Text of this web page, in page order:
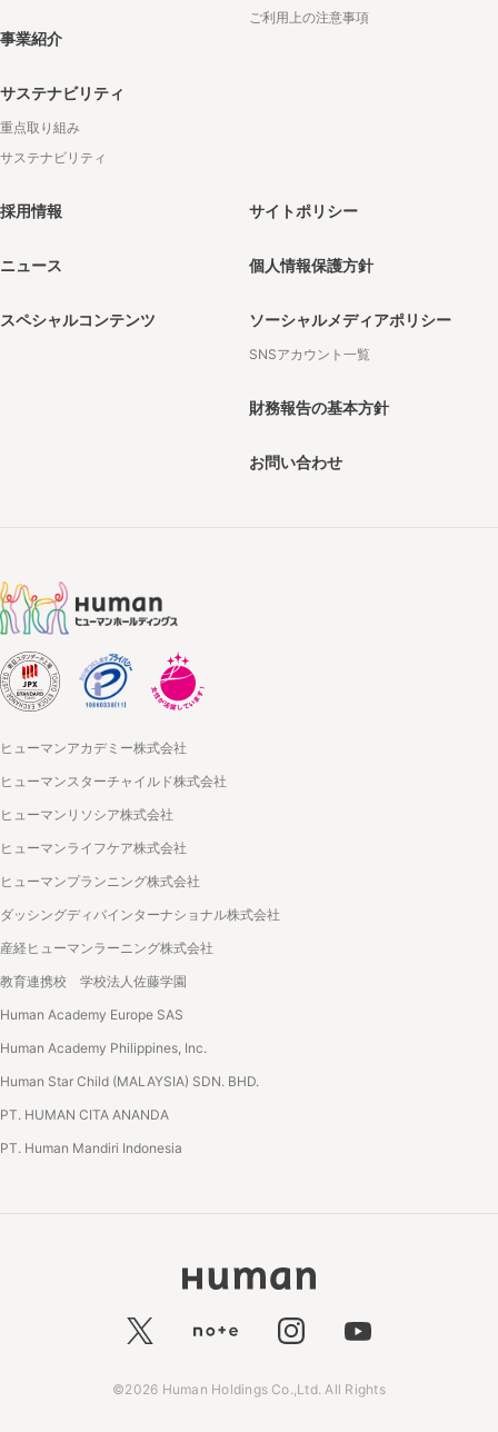
事業紹介
サステナビリティ
重点取り組み
サステナビリティ
ご利用上の注意事項
採用情報
ニュース
スペシャルコンテンツ
サイトポリシー
個人情報保護方針
ソーシャルメディアポリシー
SNSアカウント一覧
財務報告の基本方針
お問い合わせ
ヒューマンアカデミー株式会社
ヒューマンスターチャイルド株式会社
ヒューマンリソシア株式会社
ヒューマンライフケア株式会社
ヒューマンプランニング株式会社
ダッシングディバインターナショナル株式会社
産経ヒューマンラーニング株式会社
教育連携校 学校法人佐藤学園
Human Academy Europe SAS
Human Academy Philippines, Inc.
Human Star Child (MALAYSIA) SDN. BHD.
PT. HUMAN CITA ANANDA
PT. Human Mandiri Indonesia
©2026 Human Holdings Co.,Ltd. All Rights